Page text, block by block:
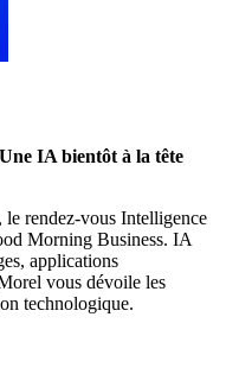
IA bientôt à la tête
rendez-vous Intelligence
Morning Business. IA
applications
vous dévoile les
technologique.